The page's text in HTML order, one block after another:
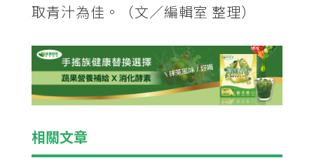
取青汁為佳。（文／編輯室 整理）
相關文章